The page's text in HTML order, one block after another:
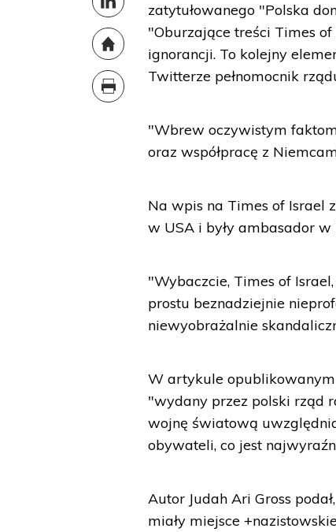
zatytułowanego "Polska
"Oburzające treści Times
ignorancji. To kolejny
Twitterze pełnomocnik
"Wbrew oczywistym
oraz współpracę z
Na wpis na Times of Israel
w USA i były ambasador
"Wybaczcie, Times of
prostu beznadziejnie
niewyobrażalnie
W artykule
"wydany przez polski rząd
wojnę światową
obywateli, co jest
Autor Judah Ari Gross
miały miejsce